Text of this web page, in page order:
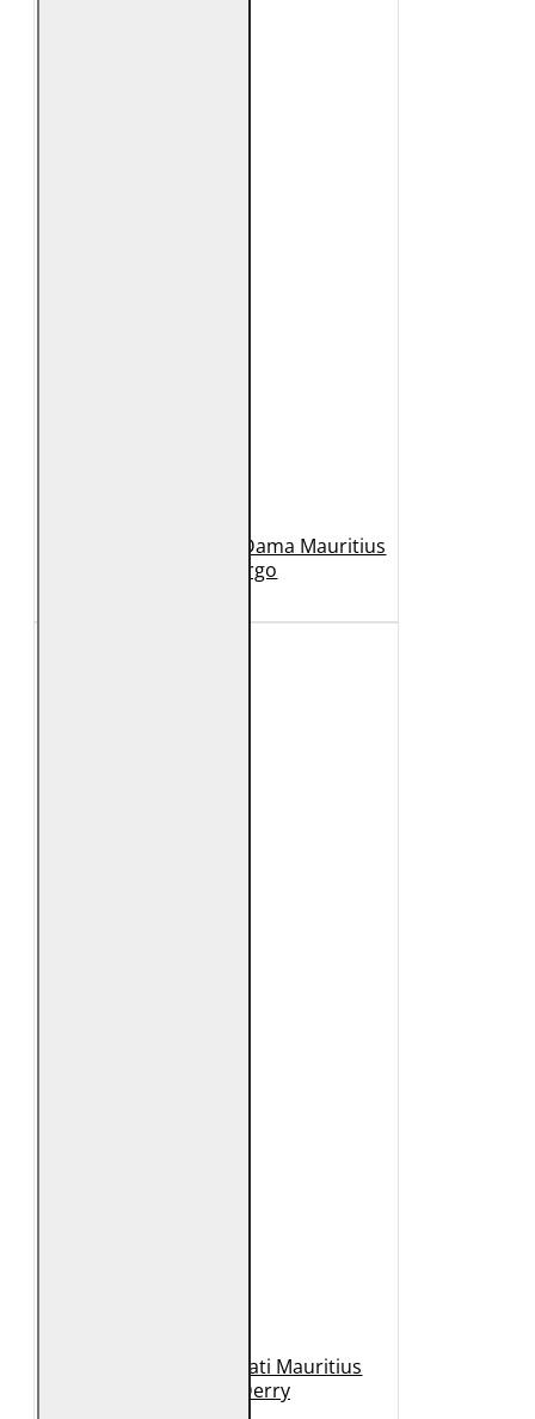
Geaca Lunga de Piele Dama Mauritius
Bej GWMargo
Geaca de Piele Barbati Mauritius
Neagra GBDerry